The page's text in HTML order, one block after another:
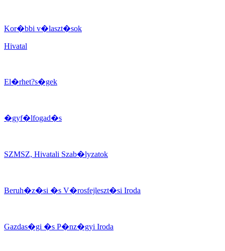
Kor�bbi v�laszt�sok
Hivatal
El�rhet?s�gek
�gyf�lfogad�s
SZMSZ, Hivatali Szab�lyzatok
Beruh�z�si �s V�rosfejleszt�si Iroda
Gazdas�gi �s P�nz�gyi Iroda